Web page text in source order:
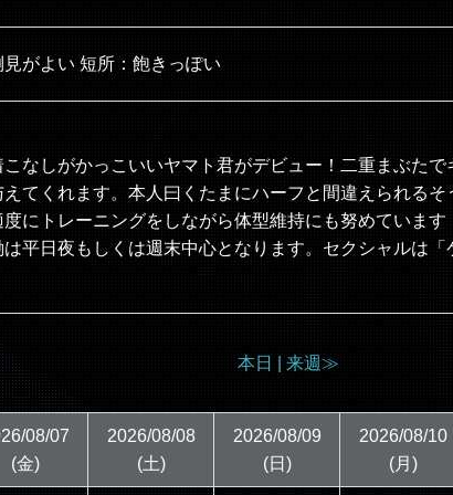
がよい 短所：飽きっぽい
なしがかっこいいヤマト君がデビュー！二重まぶた
てくれます。本人曰くたまにハーフと間違えられる
にトレーニングをしながら体型維持にも努めていま
平日夜もしくは週末中心となります。セクシャルは「
本日 | 来週≫
08/07
(金)
2026/08/08
(土)
2026/08/09
(日)
2026/08/10
(月)